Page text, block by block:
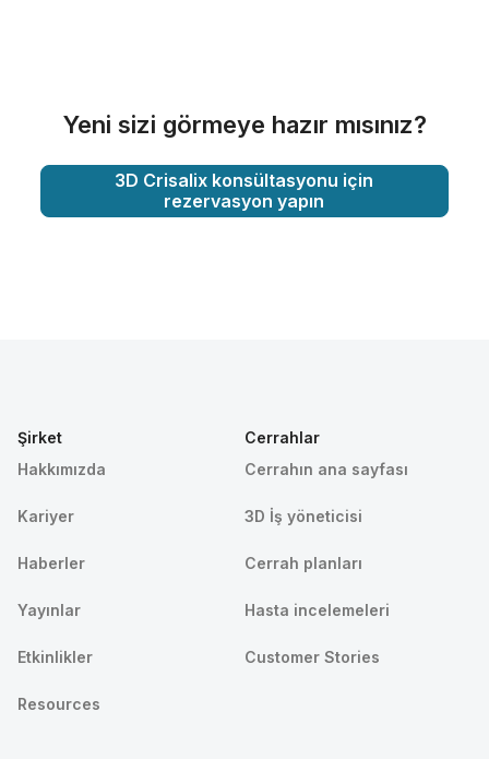
Yeni sizi görmeye hazır mısınız?
3D Crisalix konsültasyonu için
rezervasyon yapın
Şirket
Hakkımızda
Kariyer
Haberler
Yayınlar
Etkinlikler
Resources
Cerrahlar
Cerrahın ana sayfası
3D İş yöneticisi
Cerrah planları
Hasta incelemeleri
Customer Stories